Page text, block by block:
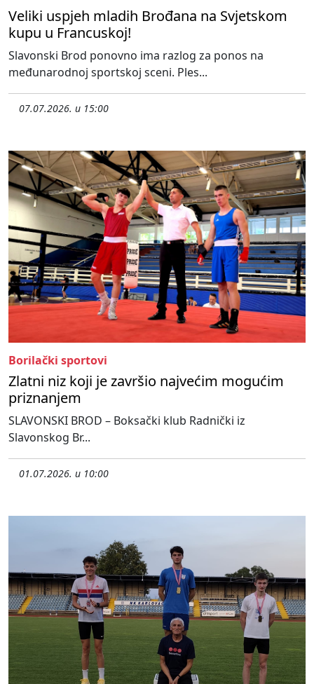
Veliki uspjeh mladih Brođana na Svjetskom
kupu u Francuskoj!
Slavonski Brod ponovno ima razlog za ponos na
međunarodnoj sportskoj sceni. Ples...
07.07.2026. u 15:00
Borilački sportovi
Zlatni niz koji je završio najvećim mogućim
priznanjem
SLAVONSKI BROD – Boksački klub Radnički iz
Slavonskog Br...
01.07.2026. u 10:00